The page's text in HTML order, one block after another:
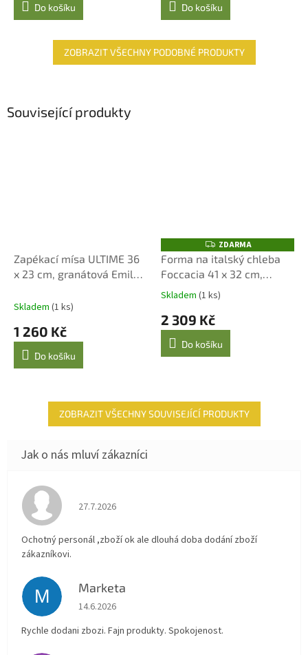
Do košíku Do košíku
ZOBRAZIT VŠECHNY PODOBNÉ PRODUKTY
Související produkty
Zapékací mísa ULTIME 36
x 23 cm, granátová Emile
Skladem (1 ks)
1 260 Kč
Do košíku
Z
D
A
R
A
ZDARMA
Forma na italský chleba
Foccacia 41 x 32 cm,
pepřová
Průměrné
produktu
5,0
Skladem (1 ks)
2 309 Kč
Do košíku
ZOBRAZIT VŠECHNY SOUVISEJÍCÍ PRODUKTY
Hodnocení obchodu je 4 z 5 hvězdiček.
27.7.2026
Ochotný personál ,zboží ok ale dlouhá doba dodání zboží
zákazníkovi.
M Marketa
Hodnocení obchodu je 5 z 5 hvězdiček.
14.6.2026
Rychle dodani zbozi. Fajn produkty. Spokojenost.